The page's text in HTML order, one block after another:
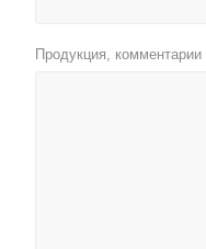
Продукция, комментарии